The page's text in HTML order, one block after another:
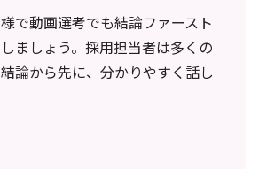
で動画選考でも結論ファースト
ましょう。採用担当者は多くの
論から先に、分かりやすく話し